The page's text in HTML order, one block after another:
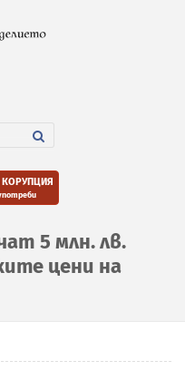
КОРУПЦИЯ
5 млн. лв.
цени на